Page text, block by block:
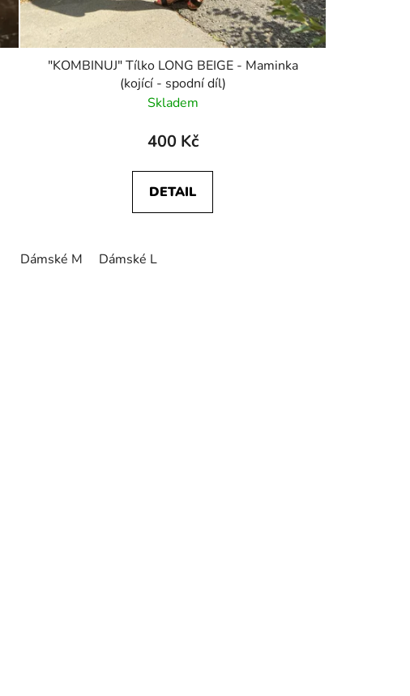
"KOMBINUJ" Tílko LONG BEIGE - Maminka
(kojící - spodní díl)
Skladem
400 Kč
DETAIL
Dámské M Dámské L